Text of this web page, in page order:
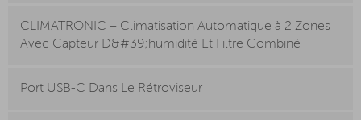
CLIMATRONIC – Climatisation Automatique à 2 Zones
Avec Capteur D&#39;humidité Et Filtre Combiné
Port USB-C Dans Le Rétroviseur